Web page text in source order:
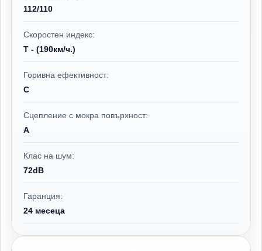
112/110
Скоростен индекс:
T - (190км/ч.)
Горивна ефективност:
C
Сцепление с мокра повърхност:
A
Клас на шум:
72dB
Гаранция:
24 месеца